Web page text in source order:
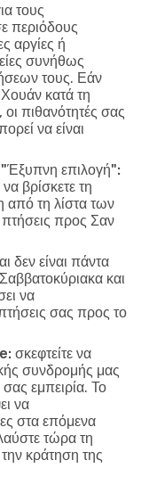
τους
περιόδους
αργίες ή
συνήθως
τους. Εάν
κατά τη
οι πιθανότητές σας
να είναι
"Έξυπνη επιλογή":
βρίσκετε τη
από τη λίστα των
προς Σαν
δεν είναι πάντα
και
να
σας προς το
σκεφτείτε να
συνδρομής μας
σας εμπειρία. Το
να
στα επόμενα
τώρα τη
κράτηση της